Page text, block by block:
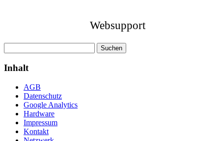
Websupport
nach:
Inhalt
AGB
Datenschutz
Google Analytics
Hardware
Impressum
Kontakt